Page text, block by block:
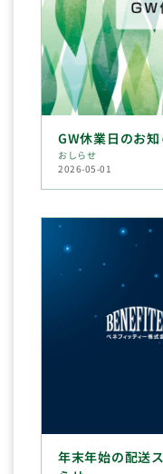
GW休業日のお知
おしらせ
2026-05-01
年末年始の配送